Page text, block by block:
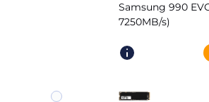
Samsung 990
7250MB/s)